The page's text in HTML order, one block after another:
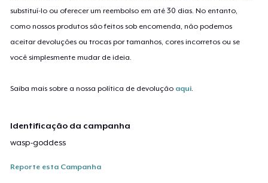
substituí-lo ou oferecer um reembolso em até 30 dias. No entanto,
como nossos produtos são feitos sob encomenda, não podemos
aceitar devoluções ou trocas por tamanhos, cores incorretos ou se
você simplesmente mudar de ideia.
Saiba mais sobre a nossa política de devolução aqui.
Identificação da campanha
wasp-goddess
Reporte esta Campanha